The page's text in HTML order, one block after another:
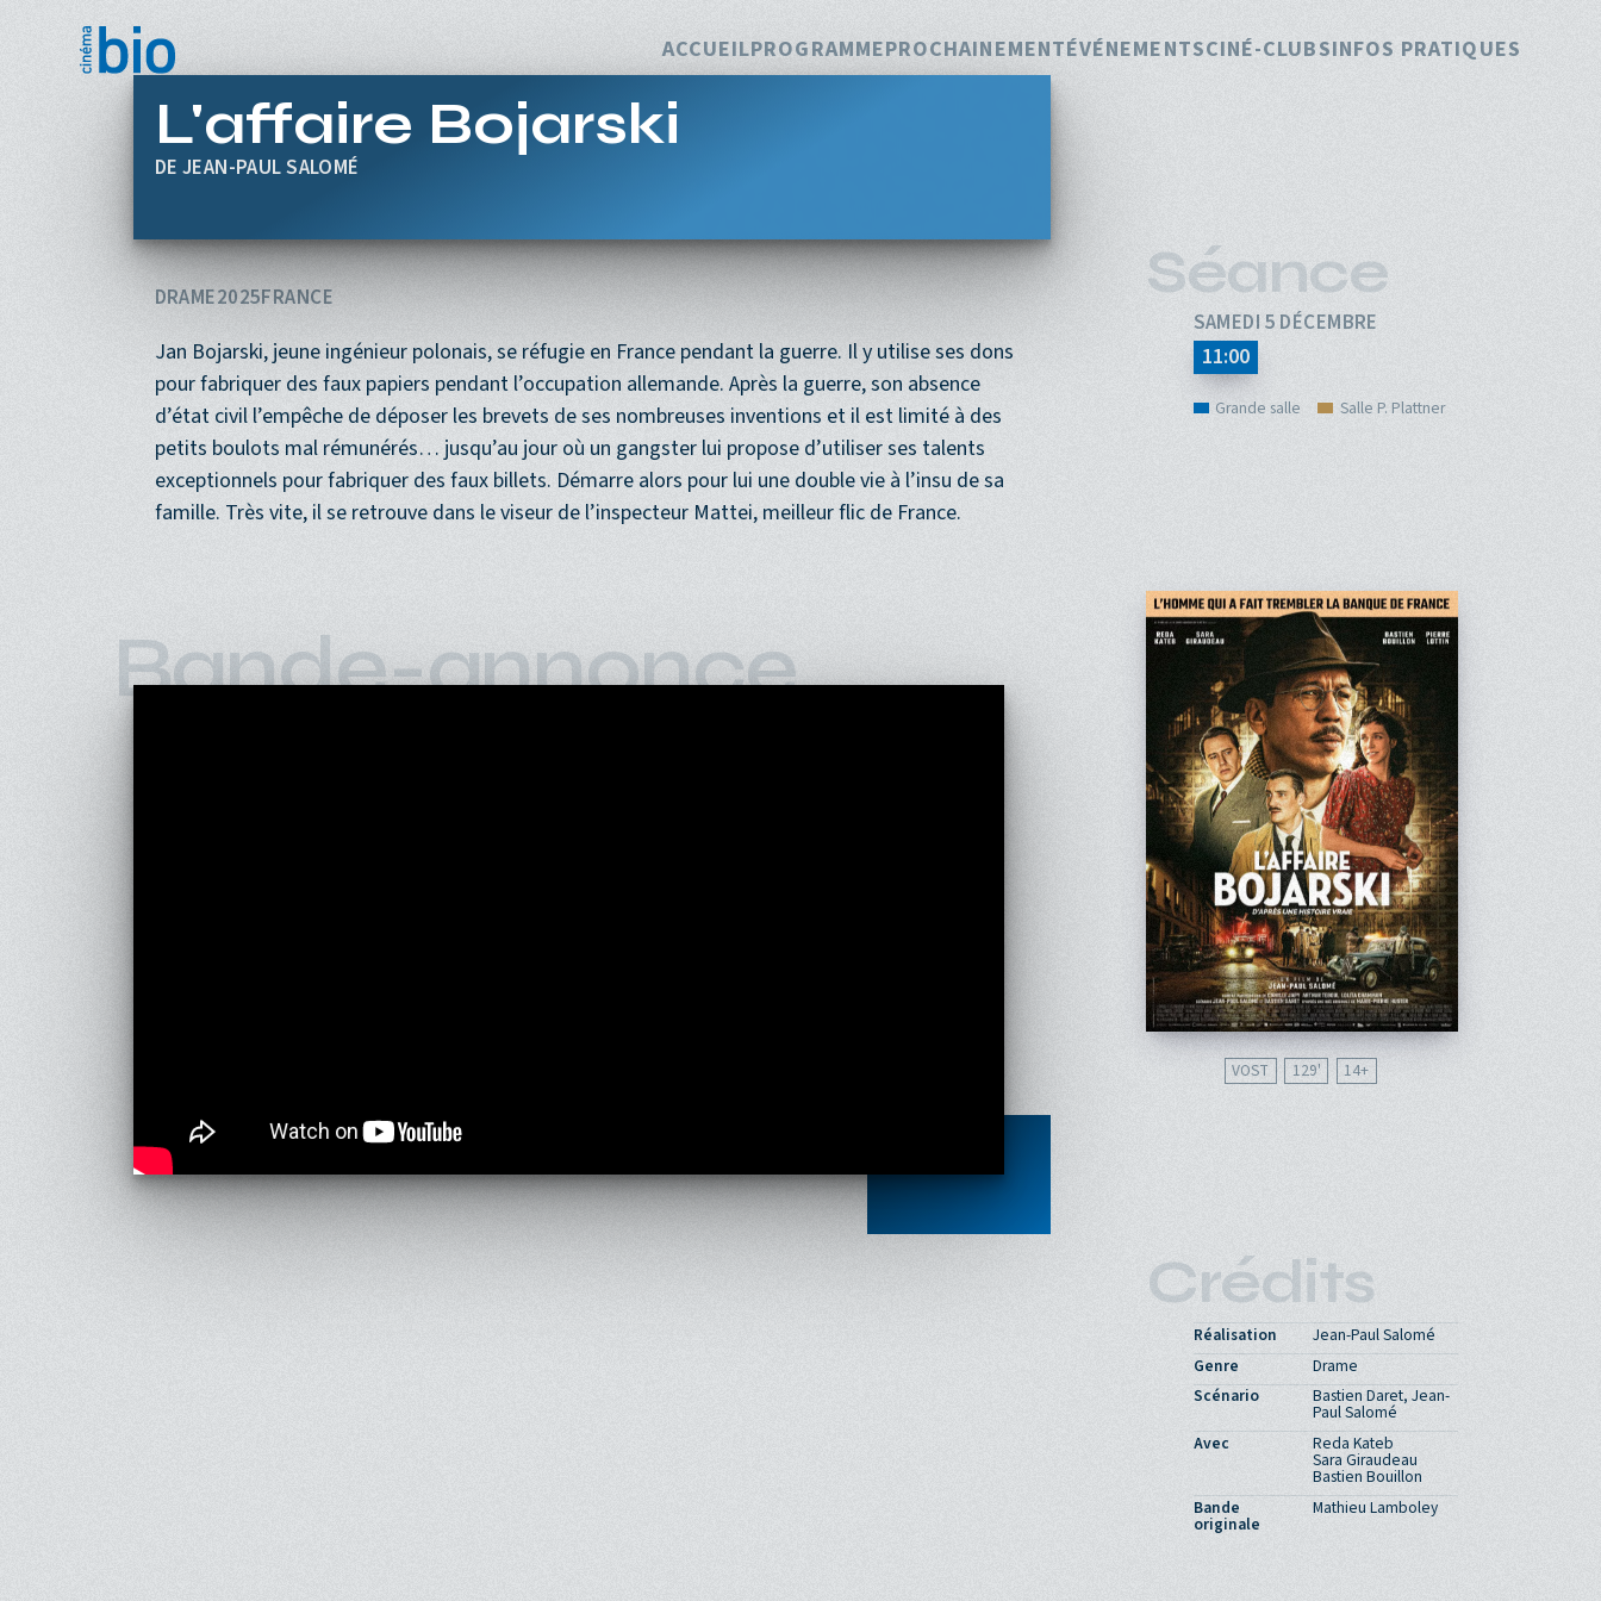
Navigation principale
ACCUEILPROGRAMMEPROCHAINEMENTÉVÉNEMENTSCINÉ-CLUBSINFOS PRATIQUES
L'affaire Bojarski
JEAN-PAUL SALOMÉ
DRAME2025FRANCE
Jan Bojarski, jeune ingénieur polonais, se réfugie en France pendant la guerre. Il y utilise ses dons
pour fabriquer des faux papiers pendant l’occupation allemande. Après la guerre, son absence
d’état civil l’empêche de déposer les brevets de ses nombreuses inventions et il est limité à des
petits boulots mal rémunérés… jusqu’au jour où un gangster lui propose d’utiliser ses talents
exceptionnels pour fabriquer des faux billets. Démarre alors pour lui une double vie à l’insu de sa
famille. Très vite, il se retrouve dans le viseur de l’inspecteur Mattei, meilleur flic de France.
Bande-annonce
Séance
SAMEDI 5 DÉCEMBRE
11:00
Grande salle Salle P. Plattner
VOST 129' 14
Crédits
Réalisation
Jean-Paul Salomé
Genre
Drame
Scénario
Bastien Daret, Jean-
Paul Salomé
Avec
Reda Kateb
Sara Giraudeau
Bastien Bouillon
Bande
originale
Mathieu Lamboley